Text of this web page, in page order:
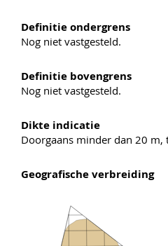
Definitie ondergrens
Nog niet vastgesteld.
Definitie bovengrens
Nog niet vastgesteld.
Dikte indicatie
Doorgaans minder dan 20
Geografische verbreiding